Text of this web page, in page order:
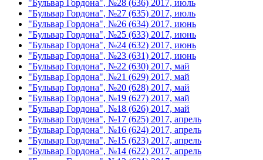
"Бульвар Гордона", №28 (636) 2017, июль
"Бульвар Гордона", №27 (635) 2017, июль
"Бульвар Гордона", №26 (634) 2017, июнь
"Бульвар Гордона", №25 (633) 2017, июнь
"Бульвар Гордона", №24 (632) 2017, июнь
"Бульвар Гордона", №23 (631) 2017, июнь
"Бульвар Гордона", №22 (630) 2017, май
"Бульвар Гордона", №21 (629) 2017, май
"Бульвар Гордона", №20 (628) 2017, май
"Бульвар Гордона", №19 (627) 2017, май
"Бульвар Гордона", №18 (626) 2017, май
"Бульвар Гордона", №17 (625) 2017, апрель
"Бульвар Гордона", №16 (624) 2017, апрель
"Бульвар Гордона", №15 (623) 2017, апрель
"Бульвар Гордона", №14 (622) 2017, апрель